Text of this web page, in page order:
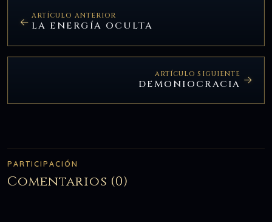
ARTÍCULO ANTERIOR
LA ENERGÍA OCULTA
ARTÍCULO SIGUIENTE
DEMONIOCRACIA
PARTICIPACIÓN
Comentarios (0)